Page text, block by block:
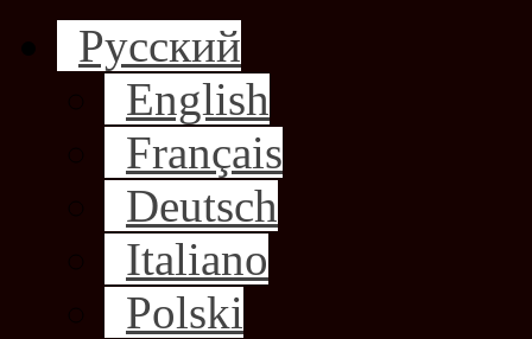
Русский
English
Français
Deutsch
Italiano
Polski